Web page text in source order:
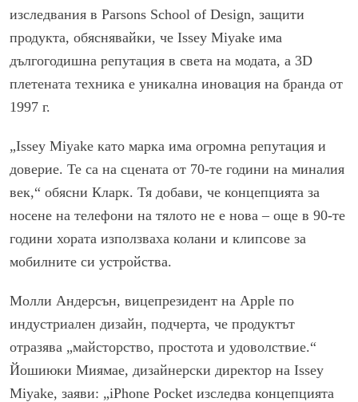
изследвания в Parsons School of Design, защити
продукта, обяснявайки, че Issey Miyake има
дългогодишна репутация в света на модата, а 3D
плетената техника е уникална иновация на бранда от
1997 г.
„Issey Miyake като марка има огромна репутация и
доверие. Те са на сцената от 70-те години на миналия
век,“ обясни Кларк. Тя добави, че концепцията за
носене на телефони на тялото не е нова – още в 90-те
години хората използваха колани и клипсове за
мобилните си устройства.
Молли Андерсън, вицепрезидент на Apple по
индустриален дизайн, подчерта, че продуктът
отразява „майсторство, простота и удоволствие.“
Йошиюки Миямае, дизайнерски директор на Issey
Miyake, заяви: „iPhone Pocket изследва концепцията